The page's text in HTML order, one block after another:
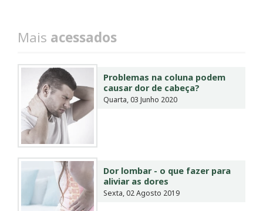
Mais acessados
Problemas na coluna podem
causar dor de cabeça?
Quarta, 03 Junho 2020
Dor lombar - o que fazer para
aliviar as dores
Sexta, 02 Agosto 2019